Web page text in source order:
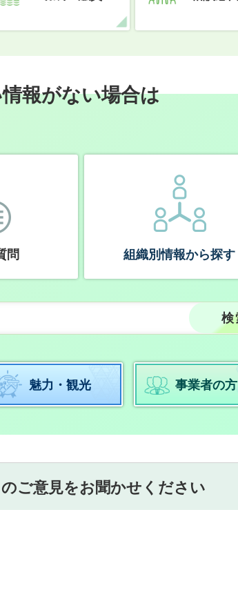
報がない場合は
問 組織別情報から探す
魅力・観光 事業者の
ご意見をお聞かせください